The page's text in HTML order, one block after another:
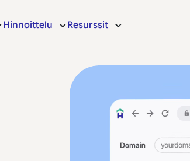
Hinnoittelu Resurssit